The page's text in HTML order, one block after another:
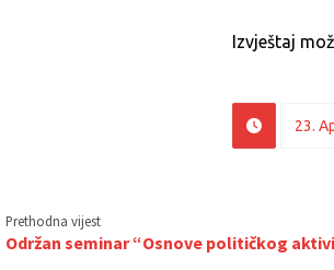
Izvještaj
23.
Prethodna vijest
Održan seminar “Osnove političkog